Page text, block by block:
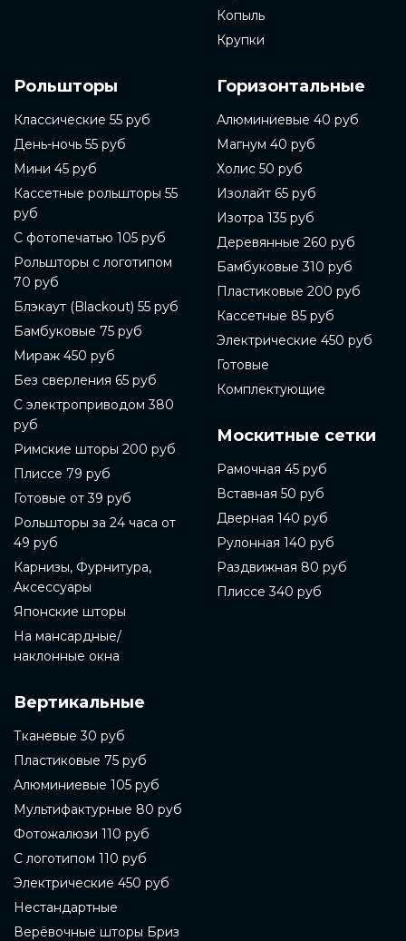
Копыль
Крупки
Рольшторы
Классические 55 руб
День-ночь 55 руб
Мини 45 руб
Кассетные рольшторы 55
руб
С фотопечатью 105 руб
Рольшторы с логотипом
70 руб
Блэкаут (Blackout) 55 руб
Бамбуковые 75 руб
Мираж 450 руб
Без сверления 65 руб
С электроприводом 380
руб
Римские шторы 200 руб
Плиссе 79 руб
Готовые от 39 руб
Рольшторы за 24 часа от
49 руб
Карнизы, Фурнитура,
Аксессуары
Японские шторы
На мансардные/
наклонные окна
Вертикальные
Тканевые 30 руб
Пластиковые 75 руб
Алюминиевые 105 руб
Мультифактурные 80 руб
Фотожалюзи 110 руб
С логотипом 110 руб
Электрические 450 руб
Нестандартные
Верёвочные шторы Бриз
Горизонтальные
Алюминиевые 40 руб
Магнум 40 руб
Холис 50 руб
Изолайт 65 руб
Изотра 135 руб
Деревянные 260 руб
Бамбуковые 310 руб
Пластиковые 200 руб
Кассетные 85 руб
Электрические 450 руб
Готовые
Комплектующие
Москитные сетки
Рамочная 45 руб
Вставная 50 руб
Дверная 140 руб
Рулонная 140 руб
Раздвижная 80 руб
Плиссе 340 руб